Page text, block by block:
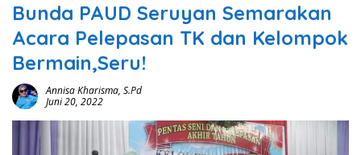
Bunda PAUD Seruyan Semarakan
Acara Pelepasan TK dan Kelompok
Bermain,Seru!
Annisa Kharisma, S.Pd
Juni 20, 2022